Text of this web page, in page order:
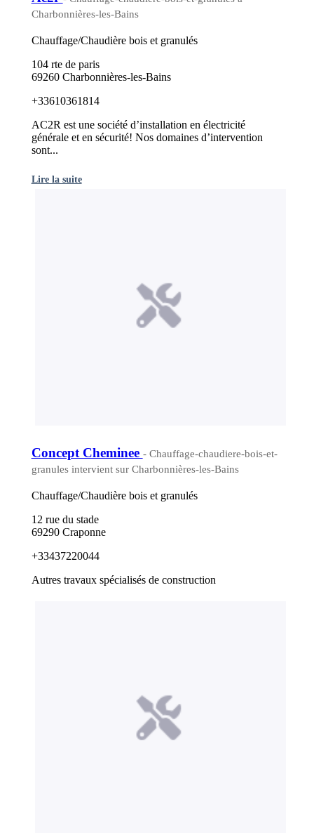
Charbonnières-les-Bains
Chauffage/Chaudière bois et granulés
104 rte de paris
69260 Charbonnières-les-Bains
+33610361814
AC2R est une société d’installation en électricité
générale et en sécurité! Nos domaines d’intervention
sont...
Lire la suite
Concept Cheminee - Chauffage-chaudiere-bois-et-
granules intervient sur Charbonnières-les-Bains
Chauffage/Chaudière bois et granulés
12 rue du stade
69290 Craponne
+33437220044
Autres travaux spécialisés de construction